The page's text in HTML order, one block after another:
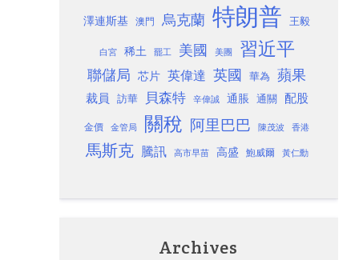
澤連斯基 澳門 烏克蘭 特朗普 王毅
白宮 稀土 罷工 美國 美團 習近平
聯儲局 芯片 英偉達 英國 華為 蘋果
裁員 訪華 貝森特 辛偉誠 通脹 通關 配股
金價 金管局 關稅 阿里巴巴 陳茂波 香港
馬斯克 騰訊 高市早苗 高盛 鮑威爾 黃仁勳
Archives